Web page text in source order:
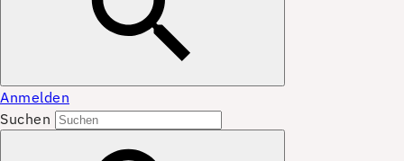
Anmelden
Suchen